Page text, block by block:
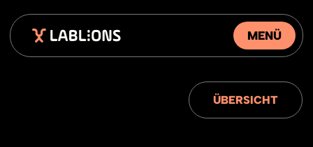
MENÜ
ÜBERSICHT